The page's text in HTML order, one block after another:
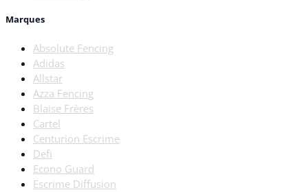
Marques
Absolute Fencing
Adidas
Allstar
Azza Fencing
Blaise Frères
Cartel
Centurion Escrime
Defi
Econo Guard
Escrime Diffusion